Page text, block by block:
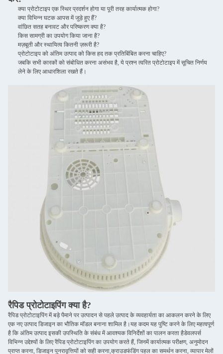
क्या प्रोटोटाइप एक स्थिर प्रदर्शन होगा या पूरी तरह कार्यात्मक होगा?
क्या विभिन्न घटक आपस में जुड़े हुए हैं?
वांछित सतह बनावट और परिष्करण क्या है?
किस सामग्री का उपयोग किया जाना है?
मज़बूती और स्थायित्व कितनी ज़रूरी है?
प्रोटोटाइप को अंतिम उत्पाद को किस हद तक प्रतिबिंबित करना चाहिए?
जबकि सभी कारकों को संबोधित करना असंभव है, ये प्रश्न त्वरित प्रोटोटाइप में सूचित निर्णय
लेने के लिए आधारशिला रखते हैं।
रैपिड प्रोटोटाइपिंग क्या है?
रैपिड प्रोटोटाइपिंग में बड़े पैमाने पर उत्पादन से पहले उत्पाद के व्यवहार्यता का आकलन करने के लिए
एक नए उत्पाद डिजाइन का भौतिक मॉडल बनाना शामिल है।यह कदम यह पुष्टि करने के लिए महत्वपूर्ण
है कि अंतिम उत्पाद इसकी उपस्थिति के संबंध में आवश्यक विनिर्देशों का पालन करता हैडेवलपर्स
विभिन्न उद्देश्यों के लिए रैपिड प्रोटोटाइपिंग का उपयोग करते हैं, जिनमें कार्यात्मक परीक्षण, अनुमोदन
प्राप्त करना, डिजाइन पुनरावृत्तियों को सही करना,क्राउडफंडिंग पहल का समर्थन करना, व्यापार मेलों